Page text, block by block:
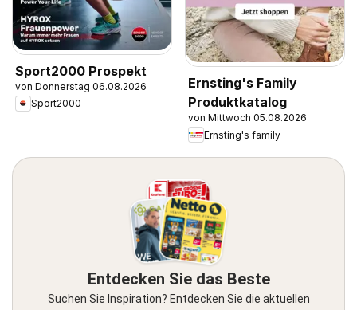
Sport2000 Prospekt
von Donnerstag 06.08.2026
Sport2000
Ernsting's Family
Produktkatalog
von Mittwoch 05.08.2026
Ernsting's family
Entdecken Sie das Beste
Suchen Sie Inspiration? Entdecken Sie die aktuellen